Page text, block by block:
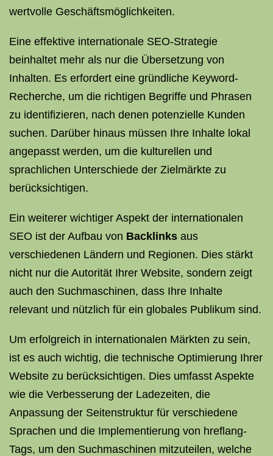
wertvolle Geschäftsmöglichkeiten.
Eine effektive internationale SEO-Strategie
beinhaltet mehr als nur die Übersetzung von
Inhalten. Es erfordert eine gründliche Keyword-
Recherche, um die richtigen Begriffe und Phrasen
zu identifizieren, nach denen potenzielle Kunden
suchen. Darüber hinaus müssen Ihre Inhalte lokal
angepasst werden, um die kulturellen und
sprachlichen Unterschiede der Zielmärkte zu
berücksichtigen.
Ein weiterer wichtiger Aspekt der internationalen
SEO ist der Aufbau von Backlinks aus
verschiedenen Ländern und Regionen. Dies stärkt
nicht nur die Autorität Ihrer Website, sondern zeigt
auch den Suchmaschinen, dass Ihre Inhalte
relevant und nützlich für ein globales Publikum sind.
Um erfolgreich in internationalen Märkten zu sein,
ist es auch wichtig, die technische Optimierung Ihrer
Website zu berücksichtigen. Dies umfasst Aspekte
wie die Verbesserung der Ladezeiten, die
Anpassung der Seitenstruktur für verschiedene
Sprachen und die Implementierung von hreflang-
Tags, um den Suchmaschinen mitzuteilen, welche